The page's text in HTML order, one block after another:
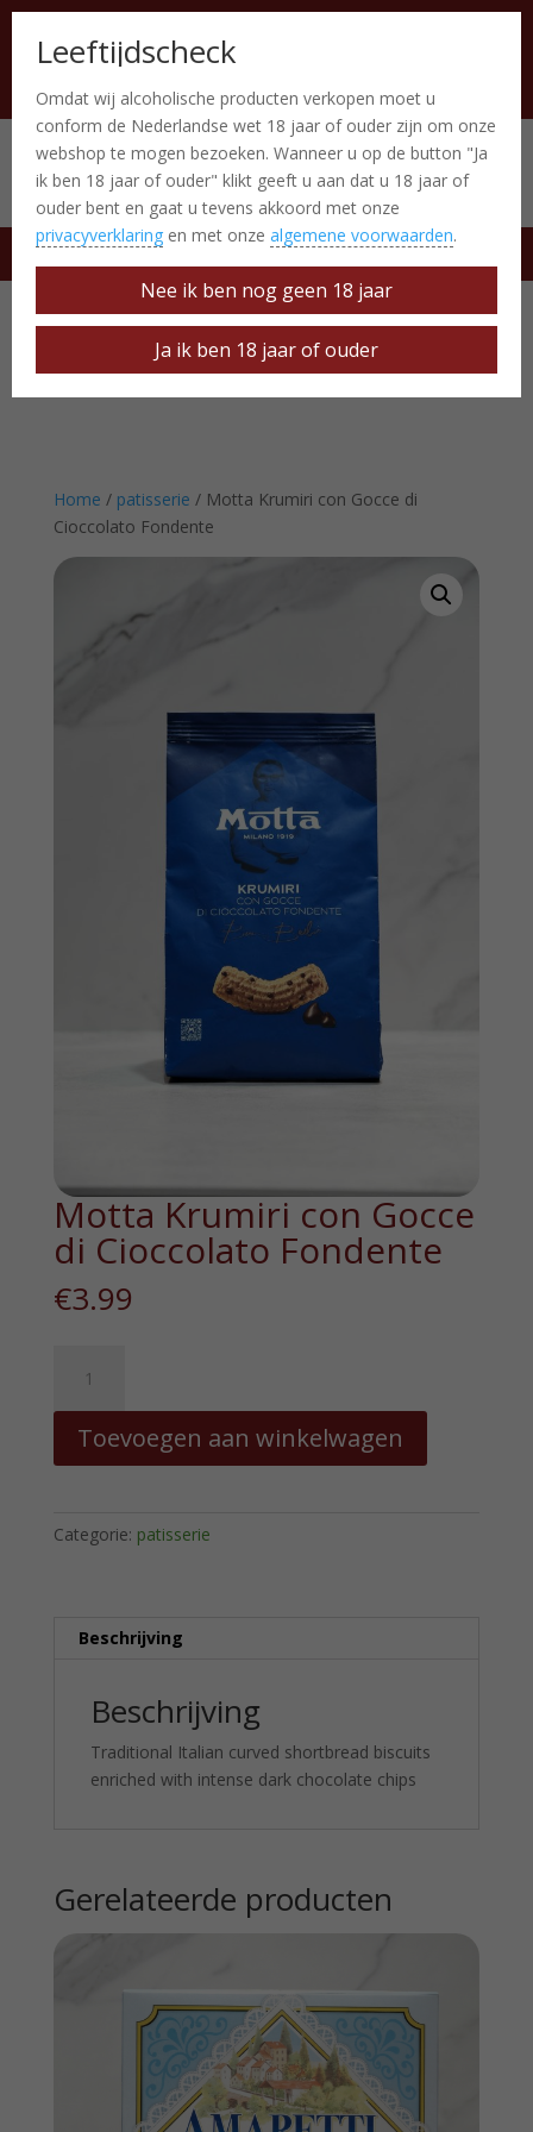
Italiaanse producten 0 Items
free delivery at € 50
Home / patisserie / Motta Krumiri con Gocce di
Cioccolato Fondente
Motta Krumiri con Gocce
di Cioccolato Fondente
€3.99
Krumiri
con
Gocce
di
hoeveelheid
Toevoegen aan winkelwagen
Categorie: patisserie
Beschrijving
Beschrijving
Traditional Italian curved shortbread biscuits
enriched with intense dark chocolate chips
Gerelateerde producten
Leeftijdscheck
Omdat wij alcoholische producten verkopen moet u
conform de Nederlandse wet 18 jaar of ouder zijn om onze
webshop te mogen bezoeken. Wanneer u op de button "Ja
ik ben 18 jaar of ouder" klikt geeft u aan dat u 18 jaar of
ouder bent en gaat u tevens akkoord met onze
privacyverklaring en met onze algemene voorwaarden.
Nee ik ben nog geen 18 jaar
Ja ik ben 18 jaar of ouder